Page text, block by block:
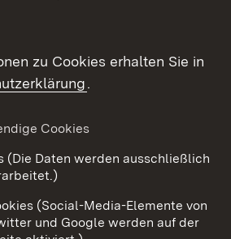
Barrierefreiheit
zu Cookies erhalten Sie in
.
Cookies
(Die Daten werden ausschließlich
(Social-Media-Elemente von
und Google werden auf der